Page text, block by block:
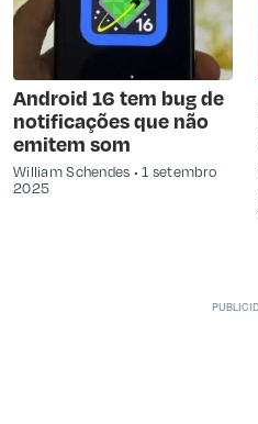
Android 16 tem bug de
notificações que não
emitem som
William Schendes
1 setembro
2025